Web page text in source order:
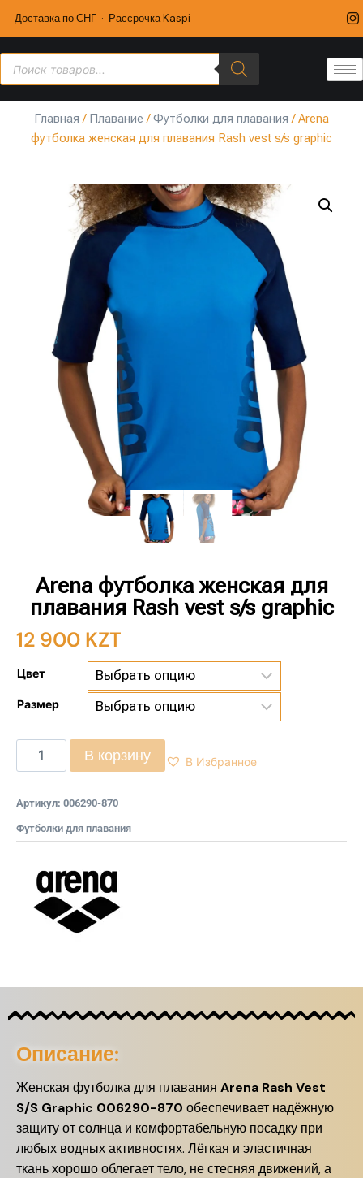
Доставка по СНГ · Рассрочка Kaspi
Главная / Плавание /Футболки для плавания / Arena
футболка женская для плавания Rash vest s/s graphic
Arena футболка женская для
плавания Rash vest s/s graphic
12 900 KZT
Цвет
Размер
В корзину В Избранное
Артикул: 006290-870
Футболки для плавания
Описание:
Женская футболка для плавания Arena Rash Vest
S/S Graphic 006290-870 обеспечивает надёжную
защиту от солнца и комфортабельную посадку при
любых водных активностях. Лёгкая и эластичная
ткань хорошо облегает тело, не стесняя движений, а